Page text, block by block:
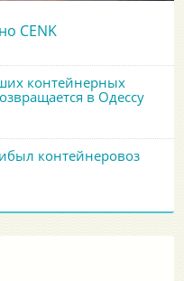
CENK
контейнерных
в Одессу
контейнеровоз